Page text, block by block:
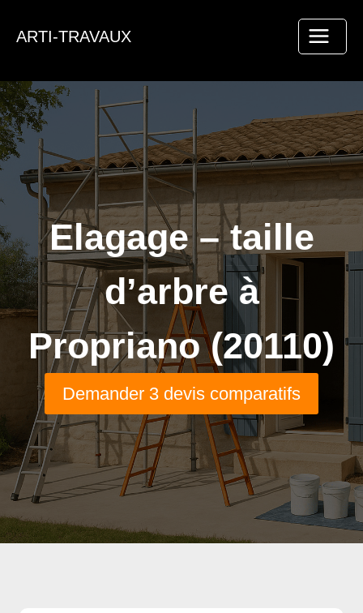
ARTI-TRAVAUX
Elagage – taille
d’arbre à
Propriano (20110)
Demander 3 devis comparatifs